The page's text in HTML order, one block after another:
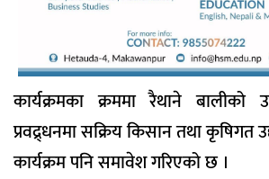
कार्यक्रमका क्रममा रैथाने बालीको
प्रवद्र्धनमा सक्रिय किसान तथा कृषिगत
कार्यक्रम पनि समावेश गरिएको छ ।